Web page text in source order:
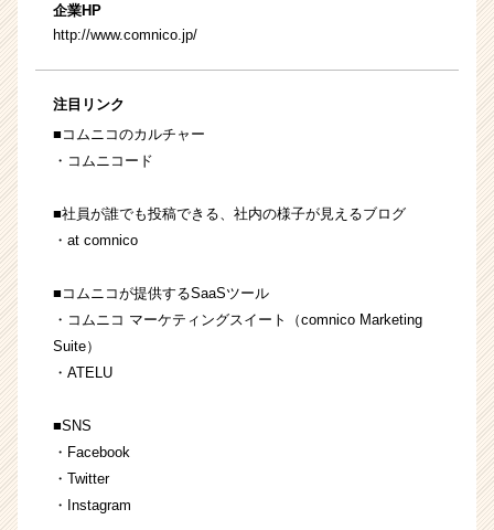
企業HP
http://www.comnico.jp/
注目リンク
■コムニコのカルチャー
・ コムニコード
■社員が誰でも投稿できる、社内の様子が見えるブログ
・ at comnico
■コムニコが提供するSaaSツール
・ コムニコ マーケティングスイート
（comnico Marketing
Suite）
・ ATELU
■SNS
・ Facebook
・ Twitter
・ Instagram